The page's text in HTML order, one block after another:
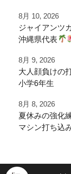
8月 10, 2026
ジャイアンツ
沖縄県代表
那覇ボーイズ
ご利用いただ
大型バス
で
8月 9, 2026
大人顔負けの
小学6年生
実はスイッチ
左打席でも豪
ご利用ありが
8月 8, 2026
夏休みの強化
マシン打ち込
追加で特訓！